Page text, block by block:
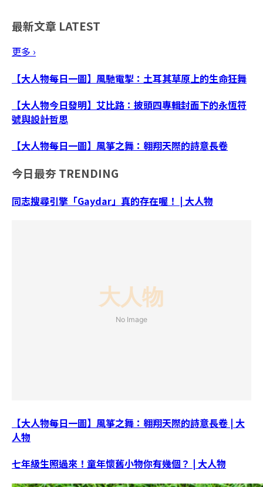
最新文章 LATEST
更多 ›
【大人物每日一圖】風馳電掣：土耳其草原上的生命狂舞
【大人物今日發明】艾比路：披頭四專輯封面下的永恆符
號與設計哲思
【大人物每日一圖】風箏之舞：翱翔天際的詩意長卷
今日最夯 TRENDING
同志搜尋引擎「Gaydar」真的存在喔！ | 大人物
【大人物每日一圖】風箏之舞：翱翔天際的詩意長卷 | 大
人物
七年級生照過來！童年懷舊小物你有幾個？ | 大人物